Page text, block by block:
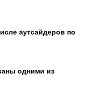
аутсайдеров по
одними из